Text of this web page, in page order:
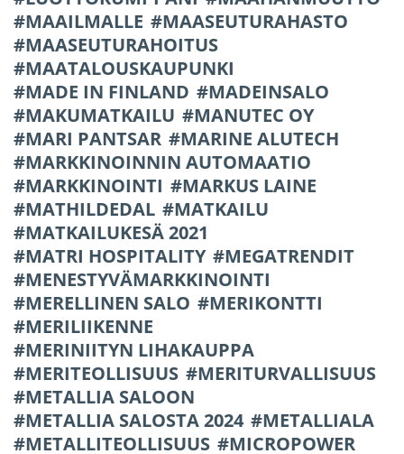
MAAILMALLE
MAASEUTURAHASTO
MAASEUTURAHOITUS
MAATALOUSKAUPUNKI
MADE IN FINLAND
MADEINSALO
MAKUMATKAILU
MANUTEC OY
MARI PANTSAR
MARINE ALUTECH
MARKKINOINNIN AUTOMAATIO
MARKKINOINTI
MARKUS LAINE
MATHILDEDAL
MATKAILU
MATKAILUKESÄ 2021
MATRI HOSPITALITY
MEGATRENDIT
MENESTYVÄMARKKINOINTI
MERELLINEN SALO
MERIKONTTI
MERILIIKENNE
MERINIITYN LIHAKAUPPA
MERITEOLLISUUS
MERITURVALLISUUS
METALLIA SALOON
METALLIA SALOSTA 2024
METALLIALA
METALLITEOLLISUUS
MICROPOWER